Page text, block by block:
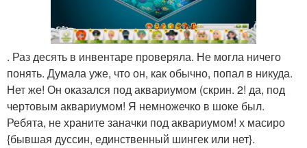
. Раз десять в инвентаре проверяла. Не могла ничего
понять. Думала уже, что он, как обычно, попал в никуда.
Нет же! Он оказался под аквариумом (скрин. 2! да, под
чертовым аквариумом! Я немножечко в шоке был.
Ребята, не храните заначки под аквариумом! х масиро
{бывшая дуссин, единственный шингек или нет}.